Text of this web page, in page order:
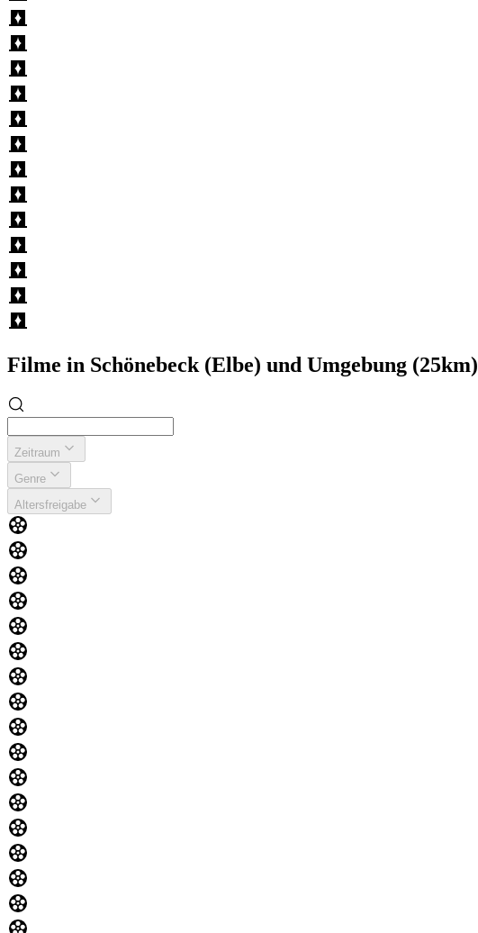
Filme in Schönebeck (Elbe) und Umgebung (25km)
Zeitraum
Genre
Altersfreigabe